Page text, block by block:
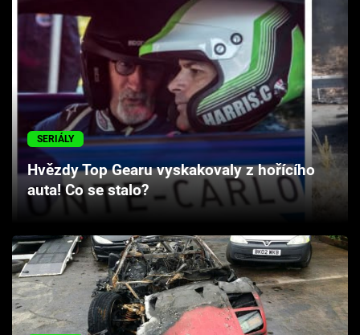
Filmy
Seriály
Hry
Cool Esport
Pořady
TV Program
Sledujte prima+
Přihlášení
SERIÁLY
Hvězdy Top Gearu vyskakovaly z hořícího
auta! Co se stalo?